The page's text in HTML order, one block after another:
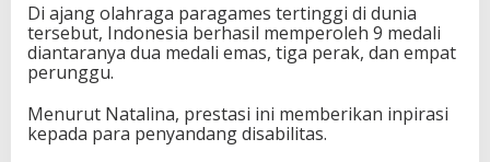
a
n
D
i
P
Di ajang olahraga paragames tertinggi di dunia
tersebut, Indonesia berhasil memperoleh 9 medali
diantaranya dua medali emas, tiga perak, dan empat
perunggu.
Menurut Natalina, prestasi ini memberikan inpirasi
kepada para penyandang disabilitas.